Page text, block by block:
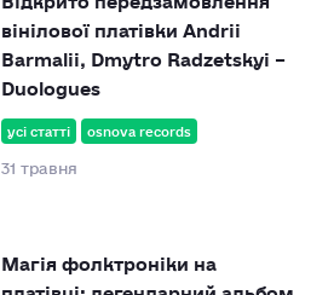
усі статті osnova records
31 травня
вінілової платівки Andrii
Barmalii, Dmytro Radzetskyi –
Duologues
Магія фолктроніки на
платівці: легендарний альбом